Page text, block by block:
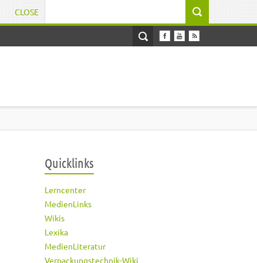
CLOSE
Quicklinks
Lerncenter
MedienLinks
Wikis
Lexika
MedienLiteratur
Verpackungstechnik-Wiki